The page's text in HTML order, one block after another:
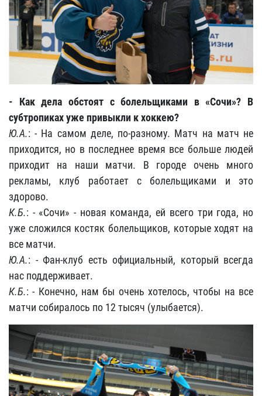
- Как дела обстоят с болельщиками в «Сочи»? В
субтропиках уже привыкли к хоккею?
Ю.А.: - На самом деле, по-разному. Матч на матч не
приходится, но в последнее время все больше людей
приходит на наши матчи. В городе очень много
рекламы, клуб работает с болельщиками и это
здорово.
К.Б.: - «Сочи» - новая команда, ей всего три года, но
уже сложился костяк болельщиков, которые ходят на
все матчи.
Ю.А.: - Фан-клуб есть официальный, который всегда
нас поддерживает.
К.Б.: - Конечно, нам бы очень хотелось, чтобы на все
матчи собиралось по 12 тысяч (улыбается).